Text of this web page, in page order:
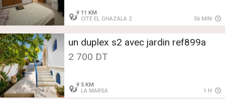
11 KM
CITÉ EL GHAZALA 2
56 MIN
un duplex s2 avec jardin ref899a
2 700 DT
5 KM
LA MARSA
1 H